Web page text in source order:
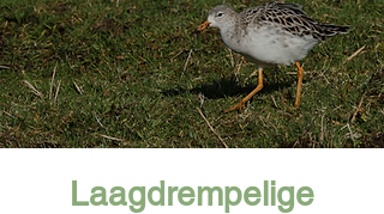
Laagdrempelige